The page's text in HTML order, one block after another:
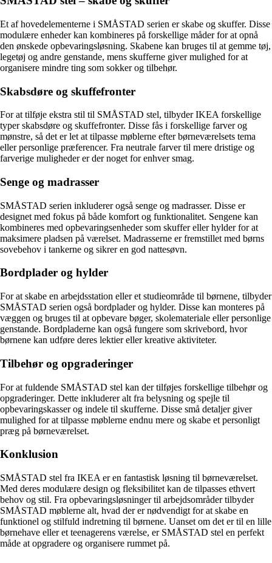
Et af hovedelementerne i SMÅSTAD serien er skabe og skuffer. Disse
modulære enheder kan kombineres på forskellige måder for at opnå
den ønskede opbevaringsløsning. Skabene kan bruges til at gemme tøj,
legetøj og andre genstande, mens skufferne giver mulighed for at
organisere mindre ting som sokker og tilbehør.
Skabsdøre og skuffefronter
For at tilføje ekstra stil til SMÅSTAD stel, tilbyder IKEA forskellige
typer skabsdøre og skuffefronter. Disse fås i forskellige farver og
mønstre, så det er let at tilpasse møblerne efter børneværelsets tema
eller personlige præferencer. Fra neutrale farver til mere dristige og
farverige muligheder er der noget for enhver smag.
Senge og madrasser
SMÅSTAD serien inkluderer også senge og madrasser. Disse er
designet med fokus på både komfort og funktionalitet. Sengene kan
kombineres med opbevaringsenheder som skuffer eller hylder for at
maksimere pladsen på værelset. Madrasserne er fremstillet med børns
sovebehov i tankerne og sikrer en god nattesøvn.
Bordplader og hylder
For at skabe en arbejdsstation eller et studieområde til børnene, tilbyder
SMÅSTAD serien også bordplader og hylder. Disse kan monteres på
væggen og bruges til at opbevare bøger, skolemateriale eller personlige
genstande. Bordpladerne kan også fungere som skrivebord, hvor
børnene kan udføre deres lektier eller kreative aktiviteter.
Tilbehør og opgraderinger
For at fuldende SMÅSTAD stel kan der tilføjes forskellige tilbehør og
opgraderinger. Dette inkluderer alt fra belysning og spejle til
opbevaringskasser og indele til skufferne. Disse små detaljer giver
mulighed for at tilpasse møblerne endnu mere og skabe et personligt
præg på børneværelset.
Konklusion
SMÅSTAD stel fra IKEA er en fantastisk løsning til børneværelset.
Med deres modulære design og fleksibilitet kan de tilpasses ethvert
behov og stil. Fra opbevaringsløsninger til arbejdsområder tilbyder
SMÅSTAD møblerne alt, hvad der er nødvendigt for at skabe en
funktionel og stilfuld indretning til børnene. Uanset om det er til en lille
børnehave eller et teenagerens værelse, er SMÅSTAD stel en perfekt
måde at opgradere og organisere rummet på.